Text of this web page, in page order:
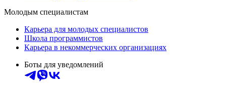
Молодым специалистам
Карьера для молодых специалистов
Школа программистов
Карьера в некоммерческих организациях
Боты для уведомлений